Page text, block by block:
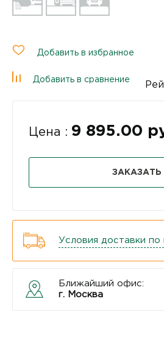
Добавить в избранное
Добавить в сравнение
Цена : 9 895.00
ЗАКАЗАТЬ
Условия доставки по
Ближайший офис:
г. Москва